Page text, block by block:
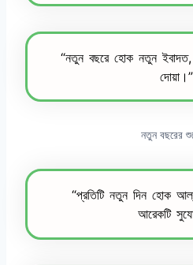
“নতুন বছরে হোক নতুন
দোয়া।”
নতুন বছরের
“প্রতিটি নতুন দিন হোক
আরেকটি